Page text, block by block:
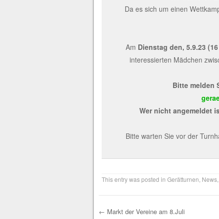
Da es sich um einen
Am Dienstag den, 5.9.23
interessierten Mädchen
Bitte melden
Wer nicht angemeldet
Bitte warten Sie vor der
This entry was posted in Gerätturnen News,
← Markt der Vereine am 8.Juli